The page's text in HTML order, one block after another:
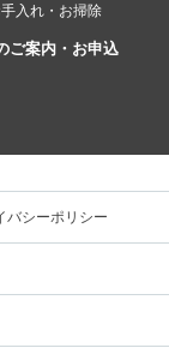
入れ・お掃除
ご案内・お申込
バシーポリシー